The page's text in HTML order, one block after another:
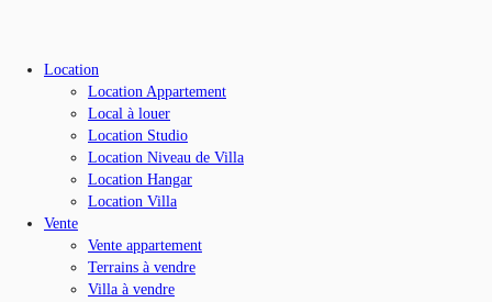
Location
Location Appartement
Local à louer
Location Studio
Location Niveau de Villa
Location Hangar
Location Villa
Vente
Vente appartement
Terrains à vendre
Villa à vendre